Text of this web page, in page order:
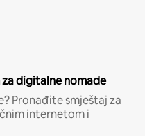
digitalne nomade
Pronađite smještaj za
internetom i